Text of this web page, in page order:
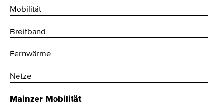
Mobilität
Breitband
Fernwärme
Netze
Mainzer Mobilität